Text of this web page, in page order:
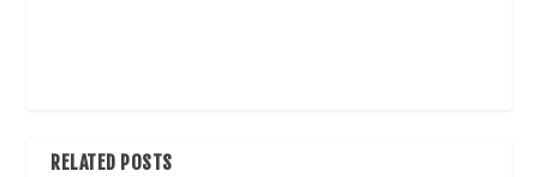
RELATED POSTS